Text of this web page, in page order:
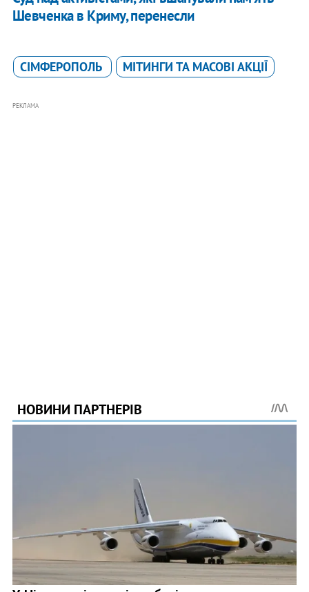
Шевченка в Криму, перенесли
СІМФЕРОПОЛЬ МІТИНГИ ТА МАСОВІ АКЦІЇ
РЕКЛАМА